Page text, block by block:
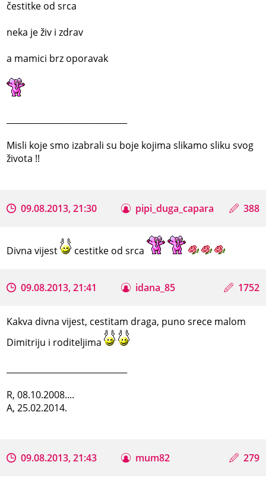
čestitke od srca
neka je živ i zdrav
a mamici brz oporavak
Misli koje smo izabrali su boje kojima slikamo sliku svog
života !!
09.08.2013, 21:30 pipi_duga_capara 388
Divna vijest cestitke od srca
09.08.2013, 21:41 idana_85 1752
Kakva divna vijest, cestitam draga, puno srece malom
Dimitriju i roditeljima
R, 08.10.2008....
A, 25.02.2014.
09.08.2013, 21:43 mum82 279